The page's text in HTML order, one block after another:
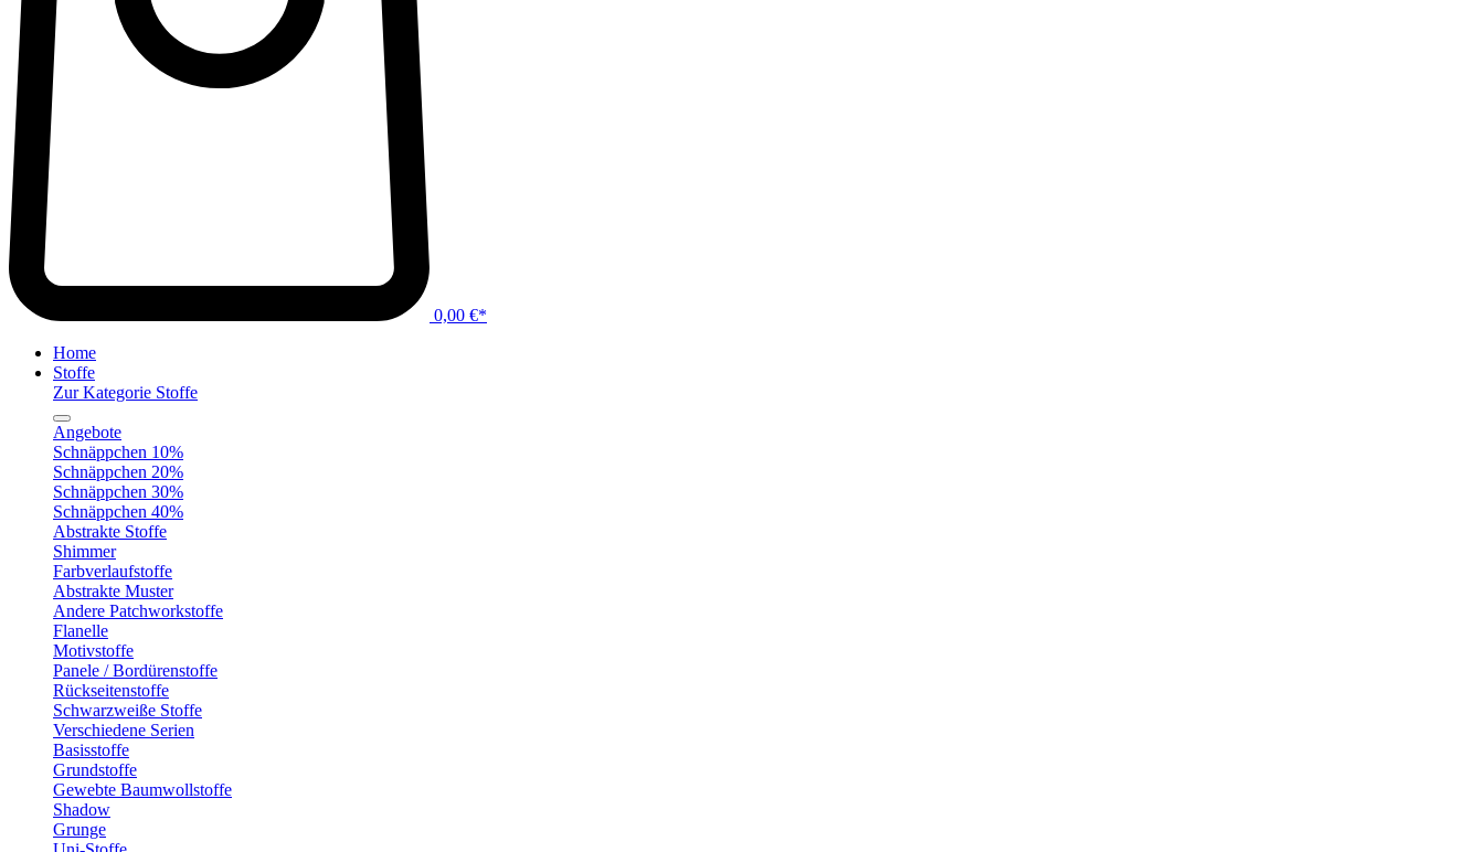
0,00 €*
Home
Stoffe
Zur Kategorie Stoffe
Angebote
Schnäppchen 10%
Schnäppchen 20%
Schnäppchen 30%
Schnäppchen 40%
Abstrakte Stoffe
Shimmer
Farbverlaufstoffe
Abstrakte Muster
Andere Patchworkstoffe
Flanelle
Motivstoffe
Panele / Bordürenstoffe
Rückseitenstoffe
Schwarzweiße Stoffe
Verschiedene Serien
Basisstoffe
Grundstoffe
Gewebte Baumwollstoffe
Shadow
Grunge